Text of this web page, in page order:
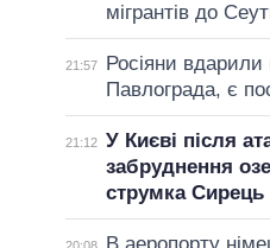
мігрантів до
21:57
Росіяни
Павлограда, є
21:12 У Києві після
забруднення
струмка Сирець